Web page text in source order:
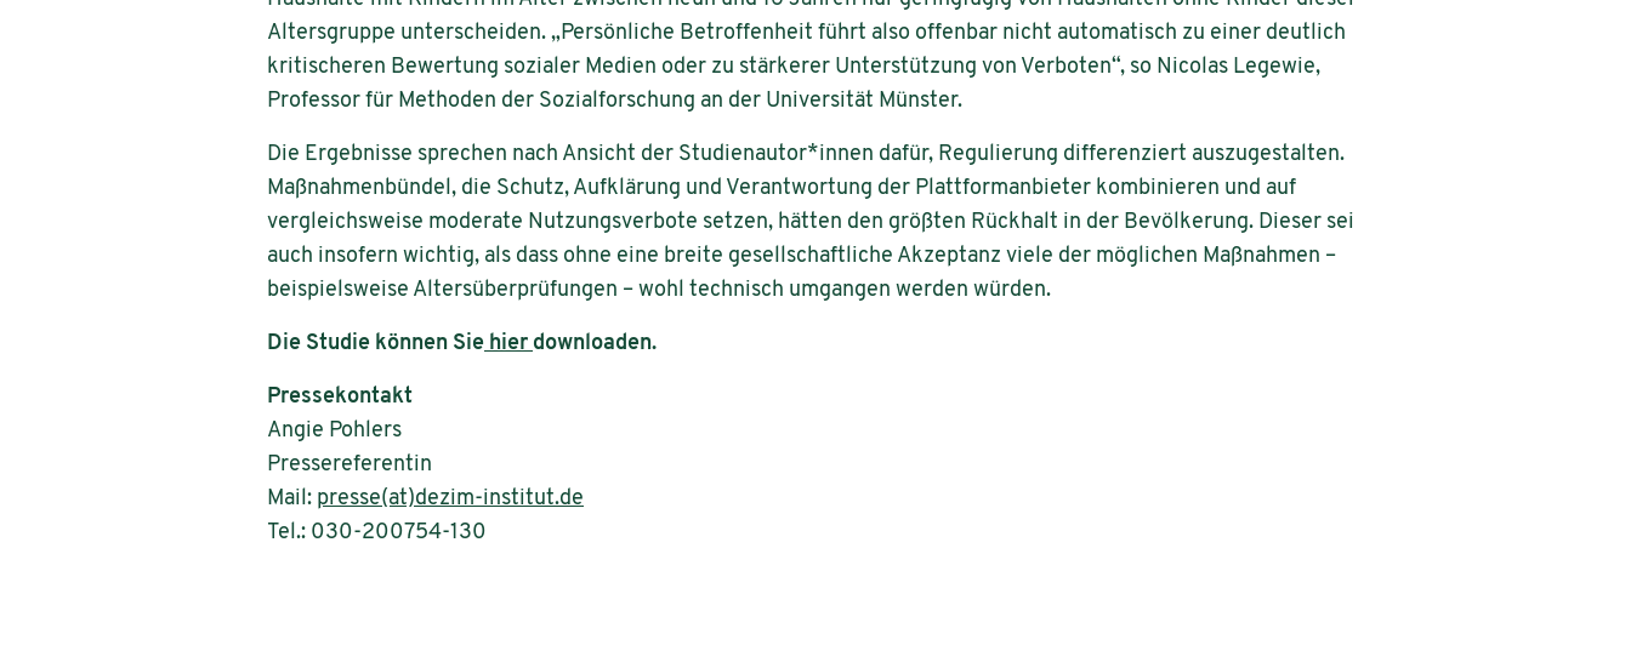
Altersgruppe unterscheiden. „Persönliche Betroffenheit führt also offenbar nicht automatisch zu einer deutlich
kritischeren Bewertung sozialer Medien oder zu stärkerer Unterstützung von Verboten“, so Nicolas Legewie,
Professor für Methoden der Sozialforschung an der Universität Münster.
Die Ergebnisse sprechen nach Ansicht der Studienautor*innen dafür, Regulierung differenziert auszugestalten.
Maßnahmenbündel, die Schutz, Aufklärung und Verantwortung der Plattformanbieter kombinieren und auf
vergleichsweise moderate Nutzungsverbote setzen, hätten den größten Rückhalt in der Bevölkerung. Dieser sei
auch insofern wichtig, als dass ohne eine breite gesellschaftliche Akzeptanz viele der möglichen Maßnahmen –
beispielsweise Altersüberprüfungen – wohl technisch umgangen werden würden.
Die Studie können Sie hier downloaden.
Pressekontakt
Angie Pohlers
Pressereferentin
Mail: presse(at)dezim-institut.de
Tel.: 030-200754-130